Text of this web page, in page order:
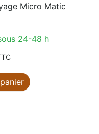
Micro Matic
24-48 h